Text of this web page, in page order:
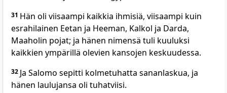
31 Hän oli viisaampi kaikkia ihmisiä, viisaampi kuin
esrahilainen Eetan ja Heeman, Kalkol ja Darda,
Maaholin pojat; ja hänen nimensä tuli kuuluksi
kaikkien ympärillä olevien kansojen keskuudessa.
32 Ja Salomo sepitti kolmetuhatta sananlaskua, ja
hänen laulujansa oli tuhatviisi.